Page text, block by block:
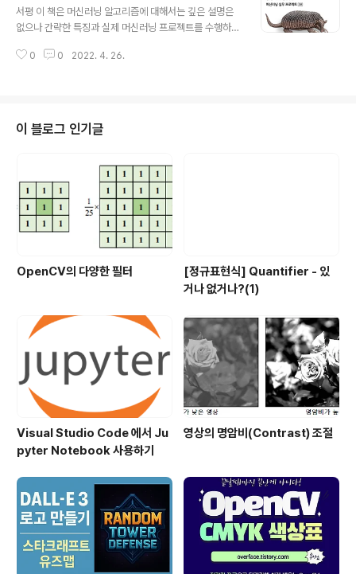
이지만 버그를 수정하며 사용자가 편한 기능을 만드는 것
도 중요하지만 그 외적으로 버전 관리, 빌드 시스템 등 개발
발자가 쉽게 다가갈 수 있어야 소프트웨어의 기대 수명과
서평 이 책은 머신러닝 알고리즘에 대해서는 깊은 설명은
없으나 간략한 특징과 실제 머신러닝 프로젝트를 수행하기
시작할 때 여러 필요 요소가 있는데 필자가 생각할 때는 해
을 잘 아는 사람 데이터 분석 인프라를 만드는 엔지니어링
역량을 가진 사람 실패 리스크를 책임지는 책임자 머신러
의존하기 어려우며 일반적인 소프트웨어보다 인수인계가
어려우며 이러한 문제로 공통 실험 환경(개발환경)이 필요
하다. 머신러닝 프레임워크로는 TensorFlo..
0 0 2022. 4. 26.
이 블로그 인기글
OpenCV의 다양한 필터
[정규표현식] Quantifier - 있
거나 없거나?(1)
Visual Studio Code 에서 Ju
pyter Notebook 사용하기
영상의 명암비(Contrast) 조절